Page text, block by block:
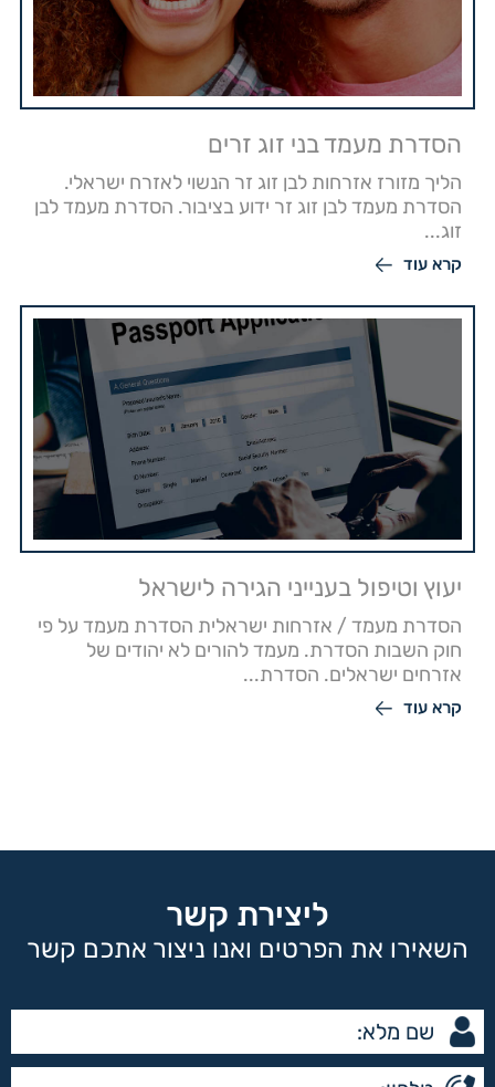
הסדרת מעמד בני זוג זרים
הליך מזורז אזרחות לבן זוג זר הנשוי לאזרח ישראלי.
הסדרת מעמד לבן זוג זר ידוע בציבור. הסדרת מעמד לבן
זוג...
קרא עוד
יעוץ וטיפול בענייני הגירה לישראל
הסדרת מעמד / אזרחות ישראלית הסדרת מעמד על פי
חוק השבות הסדרת. מעמד להורים לא יהודים של
אזרחים ישראלים. הסדרת...
קרא עוד
ליצירת קשר
השאירו את הפרטים ואנו ניצור אתכם קשר